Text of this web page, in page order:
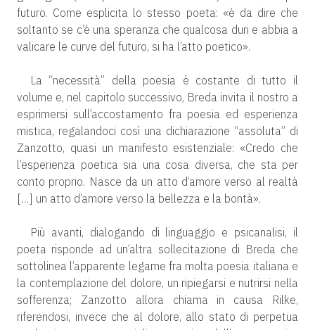
futuro. Come esplicita lo stesso poeta: «è da dire che
soltanto se c’è una speranza che qualcosa duri e abbia a
valicare le curve del futuro, si ha l’atto poetico».
La “necessità” della poesia è costante di tutto il
volume e, nel capitolo successivo, Breda invita il nostro a
esprimersi sull’accostamento fra poesia ed esperienza
mistica, regalandoci così una dichiarazione “assoluta” di
Zanzotto, quasi un manifesto esistenziale: «Credo che
l’esperienza poetica sia una cosa diversa, che sta per
conto proprio. Nasce da un atto d’amore verso al realtà
[…] un atto d’amore verso la bellezza e la bontà».
Più avanti, dialogando di linguaggio e psicanalisi, il
poeta risponde ad un’altra sollecitazione di Breda che
sottolinea l’apparente legame fra molta poesia italiana e
la contemplazione del dolore, un ripiegarsi e nutrirsi nella
sofferenza; Zanzotto allora chiama in causa Rilke,
riferendosi, invece che al dolore, allo stato di perpetua